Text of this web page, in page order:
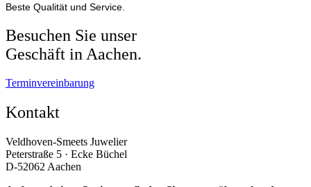
Beste Qualität und Service.
Besuchen Sie unser
Geschäft in Aachen.
Terminvereinbarung
Kontakt
Veldhoven-Smeets Juwelier
Peterstraße 5 · Ecke Büchel
D-52062 Aachen